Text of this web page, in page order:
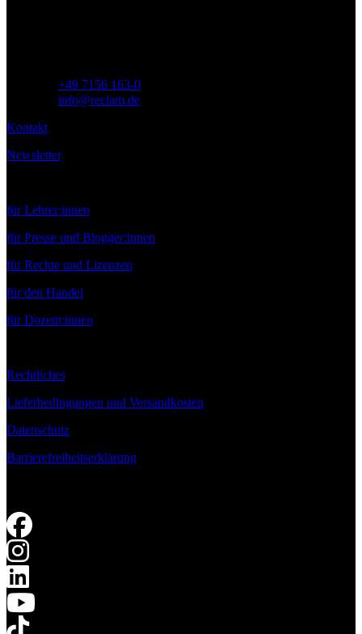
+49 7156 163-0
info@reclam.de
Kontakt
Newsletter
für Lehrer:innen
für Presse und Blogger:innen
für Rechte und Lizenzen
für den Handel
für Dozent:innen
Rechtliches
Lieferbedingungen und Versandkosten
Datenschutz
Barrierefreiheitserklärung